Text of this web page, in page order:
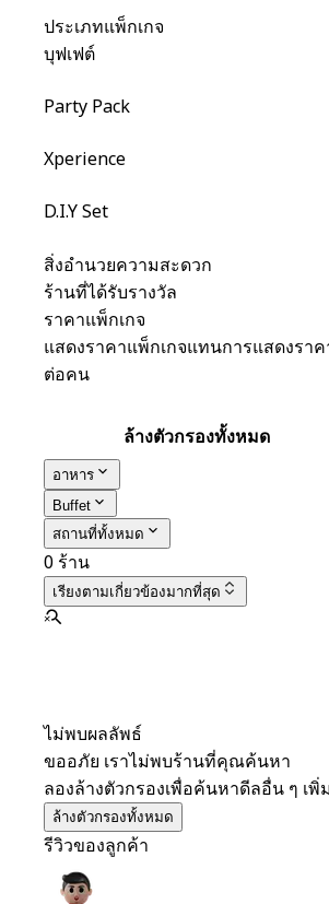
ประเภทแพ็กเกจ
บุฟเฟต์
Party Pack
Xperience
D.I.Y Set
สิ่งอำนวยความสะดวก
ร้านที่ได้รับรางวัล
ราคาแพ็กเกจ
แสดงราคาแพ็กเกจแทนการแสดงราค
ต่อคน
ล้างตัวกรองทั้งหมด
อาหาร
Buffet
สถานที่ทั้งหมด
0 ร้าน
เรียงตามเกี่ยวข้องมากที่สุด
ไม่พบผลลัพธ์
ขออภัย เราไม่พบร้านที่คุณค้นหา
ลองล้างตัวกรองเพื่อค้นหาดีลอื่น ๆ เพิ่
ล้างตัวกรองทั้งหมด
รีวิวของลูกค้า